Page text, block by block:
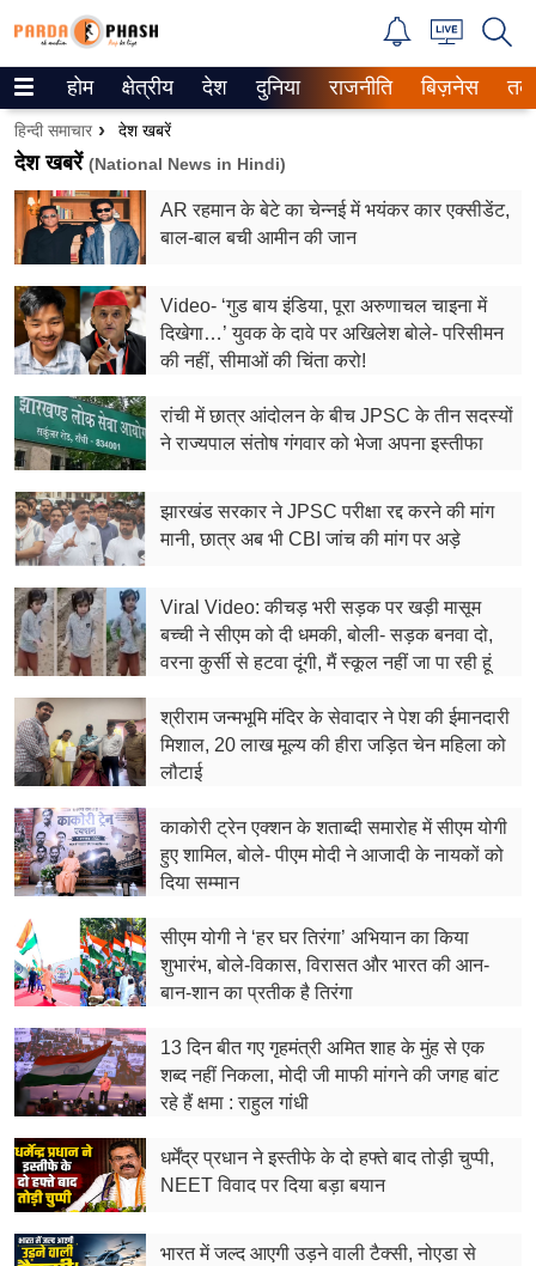
Trending on Google News
ePaper
वेब स्टोरीज
उत्तर प्रदेश
गैलरी
वीडियो
रिलेशनशिप
जीवन मंत्रा
फूड
सेहत
ब्‍यूटी
जॉब्स
शिक्षा
अन्य खबरें
होम क्षेत्रीय देश दुनिया राजनीति बिज़नेस
हिन्दी समाचार देश खबरें
देश खबरें (National News in Hindi)
AR रहमान के बेटे का चेन्नई में भयंकर कार एक्सीडेंट,
बाल-बाल बची आमीन की जान
Video- ‘गुड बाय इंडिया, पूरा अरुणाचल चाइना में
दिखेगा…’ युवक के दावे पर अखिलेश बोले- परिसीमन
की नहीं, सीमाओं की चिंता करो!
रांची में छात्र आंदोलन के बीच JPSC के तीन सदस्यों
ने राज्यपाल संतोष गंगवार को भेजा अपना इस्तीफा
झारखंड सरकार ने JPSC परीक्षा रद्द करने की मांग
मानी, छात्र अब भी CBI जांच की मांग पर अड़े
Viral Video: कीचड़ भरी सड़क पर खड़ी मासूम
बच्ची ने सीएम को दी धमकी, बोली- सड़क बनवा दो,
वरना कुर्सी से हटवा दूंगी, मैं स्कूल नहीं जा पा रही हूं
श्रीराम जन्मभूमि मंदिर के सेवादार ने पेश की ईमानदारी
मिशाल, 20 लाख मूल्य की हीरा जड़ित चेन महिला को
लौटाई
काकोरी ट्रेन एक्शन के शताब्दी समारोह में सीएम योगी
हुए शामिल, बोले- पीएम मोदी ने आजादी के नायकों को
दिया सम्मान
सीएम योगी ने ‘हर घर तिरंगा’ अभियान का किया
शुभारंभ, बोले-विकास, विरासत और भारत की आन-
बान-शान का प्रतीक है तिरंगा
13 दिन बीत गए गृहमंत्री अमित शाह के मुंह से एक
शब्द नहीं निकला, मोदी जी माफी मांगने की जगह बांट
रहे हैं क्षमा : राहुल गांधी
धर्मेंद्र प्रधान ने इस्तीफे के दो हफ्ते बाद तोड़ी चुप्पी,
NEET विवाद पर दिया बड़ा बयान
भारत में जल्द आएगी उड़ने वाली टैक्सी, नोएडा से